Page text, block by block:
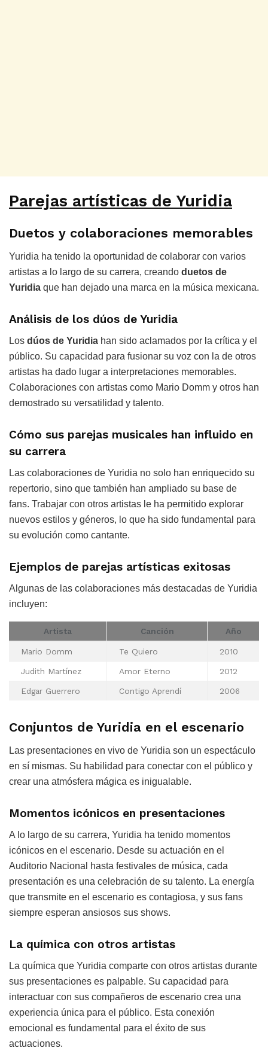
Parejas artísticas de Yuridia
Duetos y colaboraciones memorables
Yuridia ha tenido la oportunidad de colaborar con varios
artistas a lo largo de su carrera, creando duetos de
Yuridia que han dejado una marca en la música mexicana.
Análisis de los dúos de Yuridia
Los dúos de Yuridia han sido aclamados por la crítica y el
público. Su capacidad para fusionar su voz con la de otros
artistas ha dado lugar a interpretaciones memorables.
Colaboraciones con artistas como Mario Domm y otros han
demostrado su versatilidad y talento.
Cómo sus parejas musicales han influido en
su carrera
Las colaboraciones de Yuridia no solo han enriquecido su
repertorio, sino que también han ampliado su base de
fans. Trabajar con otros artistas le ha permitido explorar
nuevos estilos y géneros, lo que ha sido fundamental para
su evolución como cantante.
Ejemplos de parejas artísticas exitosas
Algunas de las colaboraciones más destacadas de Yuridia
incluyen:
Artista Canción Año
Mario Domm Te Quiero 2010
Judith Martínez Amor Eterno 2012
Edgar Guerrero Contigo Aprendí 2006
Conjuntos de Yuridia en el escenario
Las presentaciones en vivo de Yuridia son un espectáculo
en sí mismas. Su habilidad para conectar con el público y
crear una atmósfera mágica es inigualable.
Momentos icónicos en presentaciones
A lo largo de su carrera, Yuridia ha tenido momentos
icónicos en el escenario. Desde su actuación en el
Auditorio Nacional hasta festivales de música, cada
presentación es una celebración de su talento. La energía
que transmite en el escenario es contagiosa, y sus fans
siempre esperan ansiosos sus shows.
La química con otros artistas
La química que Yuridia comparte con otros artistas durante
sus presentaciones es palpable. Su capacidad para
interactuar con sus compañeros de escenario crea una
experiencia única para el público. Esta conexión
emocional es fundamental para el éxito de sus
actuaciones.